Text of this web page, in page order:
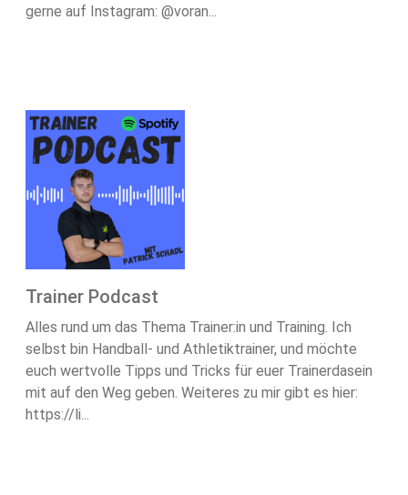
gerne auf Instagram: @voran...
Trainer Podcast
Alles rund um das Thema Trainer:in und Training. Ich
selbst bin Handball- und Athletiktrainer, und möchte
euch wertvolle Tipps und Tricks für euer Trainerdasein
mit auf den Weg geben. Weiteres zu mir gibt es hier:
⁠https://li...